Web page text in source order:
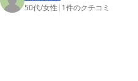
50代/女性 | 1件のクチコミ